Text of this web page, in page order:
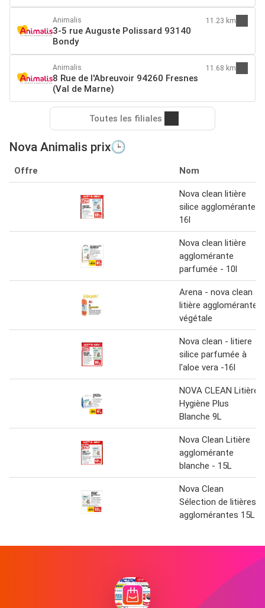
Animalis
3-5 rue Auguste Polissard 93140
Bondy
11.23 km
Animalis
8 Rue de l'Abreuvoir 94260 Fresnes
(Val de Marne)
11.68 km
Toutes les filiales
Nova Animalis prix🕒
Offre Nom
Nova clean litière
silice agglomérante
16l
Nova clean litière
agglomérante
parfumée - 10l
Arena - nova clean
litière agglomérante
végétale
Nova clean - litiere
silice parfumée à
l'aloe vera -16l
NOVA CLEAN Litière
Hygiène Plus
Blanche 9L
Nova Clean Litière
agglomérante
blanche - 15L
Nova Clean
Sélection de litières
agglomérantes 15L